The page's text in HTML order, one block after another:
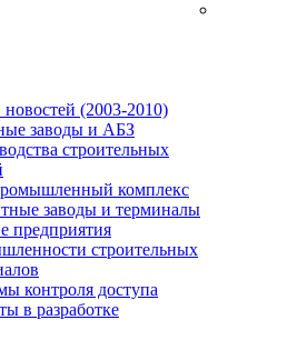
(2003-2010)
заводы и АБЗ
строительных
комплекс
заводы и терминалы
предприятия
строительных
контроля доступа
в разработке